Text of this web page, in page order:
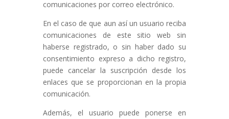
comunicaciones por correo electrónico.
En el caso de que aun así un usuario reciba
comunicaciones de este sitio web sin
haberse registrado, o sin haber dado su
consentimiento expreso a dicho registro,
puede cancelar la suscripción desde los
enlaces que se proporcionan en la propia
comunicación.
Además, el usuario puede ponerse en